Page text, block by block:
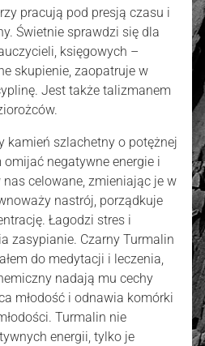
pracują pod presją czasu i
Świetnie sprawdzi się dla
księgowych –
skupienie, zaopatruje w
Jest także talizmanem
kamień szlachetny o potężnej
negatywne energie i
nas celowane, zmieniając je w
nastrój, porządkuje
Łagodzi stres i
zasypianie. Czarny Turmalin
do medytacji i leczenia,
nadają mu cechy
młodość i odnawia komórki
Turmalin nie
energii, tylko je